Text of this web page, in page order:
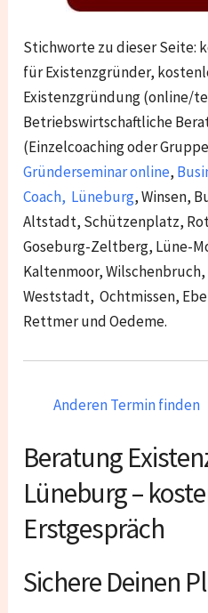
Stichworte zu dieser Seite:
für Existenzgründer,
Existenzgründung (online/
Betriebswirtschaftliche
(Einzelcoaching oder
Gründerseminar online,
Coach, Lüneburg,Winsen,
Altstadt, Schützenplatz,
Goseburg-Zeltberg, Lüne-
Kaltenmoor,
Weststadt, Ochtmissen,
Rettmer und Oedeme.
Anderen Termin finden
Beratung
Lüneburg –
Erstgespräch
Sichere Deinen